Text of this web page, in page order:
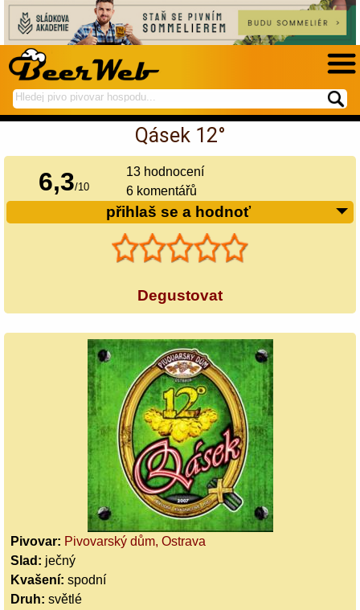
hledej
na
spustí
hledání
Qásek 12°
6,3/10
13 hodnocení
6 komentářů
přihlaš se a hodnoť
Degustovat
Pivovar: Pivovarský dům, Ostrava
Slad: ječný
Kvašení: spodní
Druh: světlé